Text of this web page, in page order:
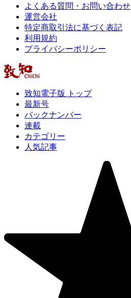
よくある質問・お問い合わせ
運営会社
特定商取引法に基づく表記
利用規約
プライバシーポリシー
致知電子版 トップ
最新号
バックナンバー
連載
カテゴリー
人気記事